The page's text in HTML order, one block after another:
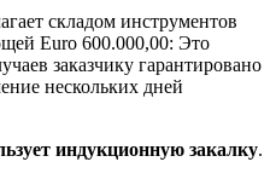
складом инструментов
Euro 600.000,00: Это
заказчику гарантировано
нескольких дней
индукционную закалку.